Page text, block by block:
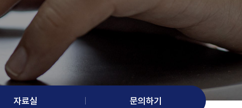
자료실
문의하기
자료실 문의하기